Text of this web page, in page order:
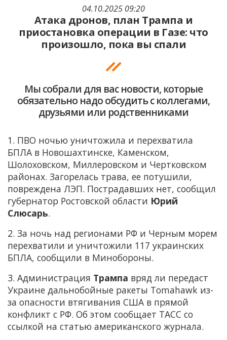
04.10.2025 09:20
Атака дронов, план Трампа и
приостановка операции в Газе: что
произошло, пока вы спали
Мы собрали для вас новости, которые
обязательно надо обсудить с коллегами,
друзьями или родственниками
1. ПВО ночью уничтожила и перехватила
БПЛА в Новошахтинске, Каменском,
Шолоховском, Миллеровском и Чертковском
районах. Загорелась трава, ее потушили,
повреждена ЛЭП. Пострадавших нет, сообщил
губернатор Ростовской области Юрий
Слюсарь.
2. За ночь над регионами РФ и Черным морем
перехватили и уничтожили 117 украинских
БПЛА, сообщили в Минобороны.
3. Администрация Трампа вряд ли передаст
Украине дальнобойные ракеты Tomahawk из-
за опасности втягивания США в прямой
конфликт с РФ. Об этом сообщает ТАСС со
ссылкой на статью американского журнала.